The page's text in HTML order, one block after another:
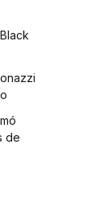
de